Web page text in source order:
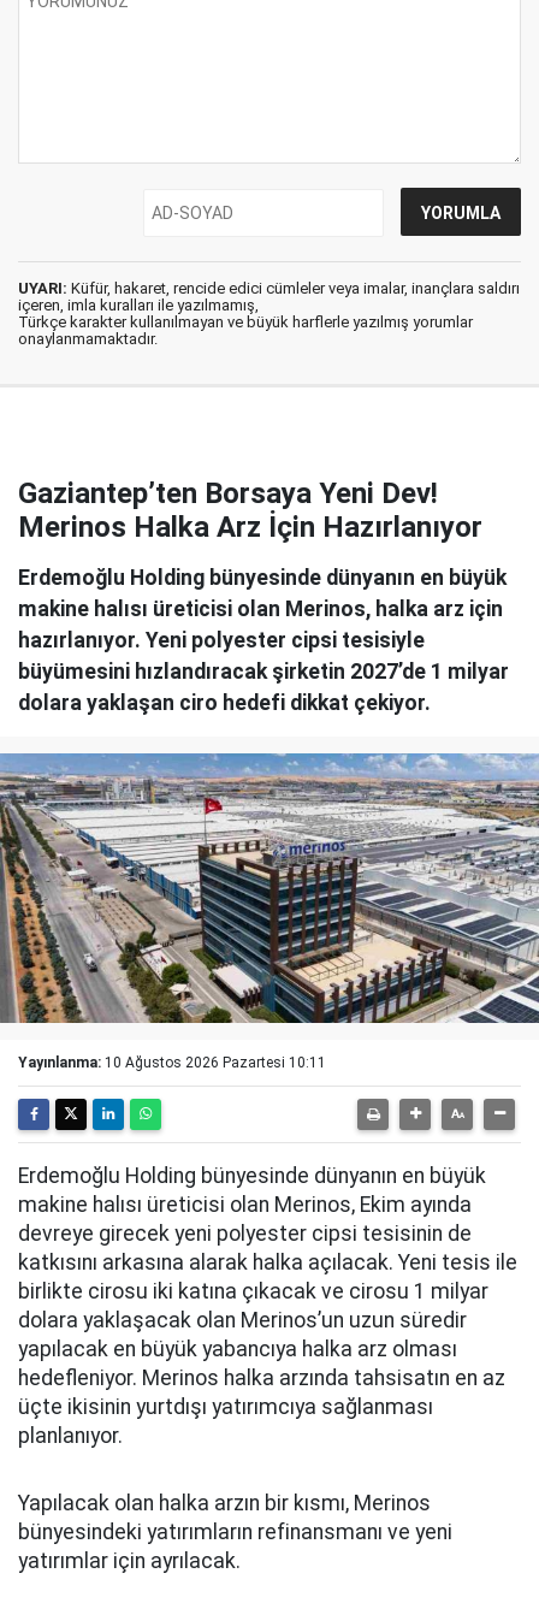
UYARI: Küfür, hakaret, rencide edici cümleler veya imalar, inançlara saldırı
içeren, imla kuralları ile yazılmamış,
Türkçe karakter kullanılmayan ve büyük harflerle yazılmış yorumlar
onaylanmamaktadır.
Gaziantep’ten Borsaya Yeni Dev!
Merinos Halka Arz İçin Hazırlanıyor
Erdemoğlu Holding bünyesinde dünyanın en büyük
makine halısı üreticisi olan Merinos, halka arz için
hazırlanıyor. Yeni polyester cipsi tesisiyle
büyümesini hızlandıracak şirketin 2027’de 1 milyar
dolara yaklaşan ciro hedefi dikkat çekiyor.
Yayınlanma: 10 Ağustos 2026 Pazartesi 10:11
Erdemoğlu Holding bünyesinde dünyanın en büyük
makine halısı üreticisi olan Merinos, Ekim ayında
devreye girecek yeni polyester cipsi tesisinin de
katkısını arkasına alarak halka açılacak. Yeni tesis ile
birlikte cirosu iki katına çıkacak ve cirosu 1 milyar
dolara yaklaşacak olan Merinos’un uzun süredir
yapılacak en büyük yabancıya halka arz olması
hedefleniyor. Merinos halka arzında tahsisatın en az
üçte ikisinin yurtdışı yatırımcıya sağlanması
planlanıyor.
Yapılacak olan halka arzın bir kısmı, Merinos
bünyesindeki yatırımların refinansmanı ve yeni
yatırımlar için ayrılacak.